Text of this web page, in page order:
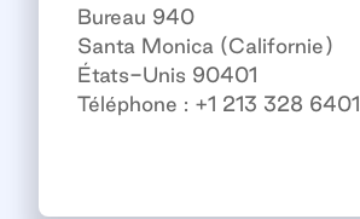
Bureau 940
Santa Monica (Californie)
États-Unis 90401
Téléphone : +1 213 328 6401